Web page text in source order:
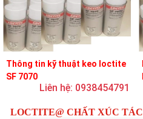
Thông tin kỹ thuật keo loctite
SF 7070
Liên hệ: 0938454791
LOCTITE@ CHẤT XÚC TÁC